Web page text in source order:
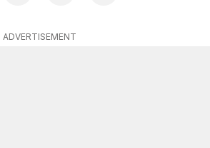
ADVERTISEMENT